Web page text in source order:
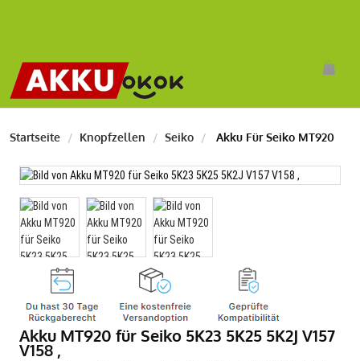
Startseite Knopfzellen Seiko Akku Für Seiko MT920
Akku MT920 für Seiko 5K23 5K25 5K2J V157
V158 ,